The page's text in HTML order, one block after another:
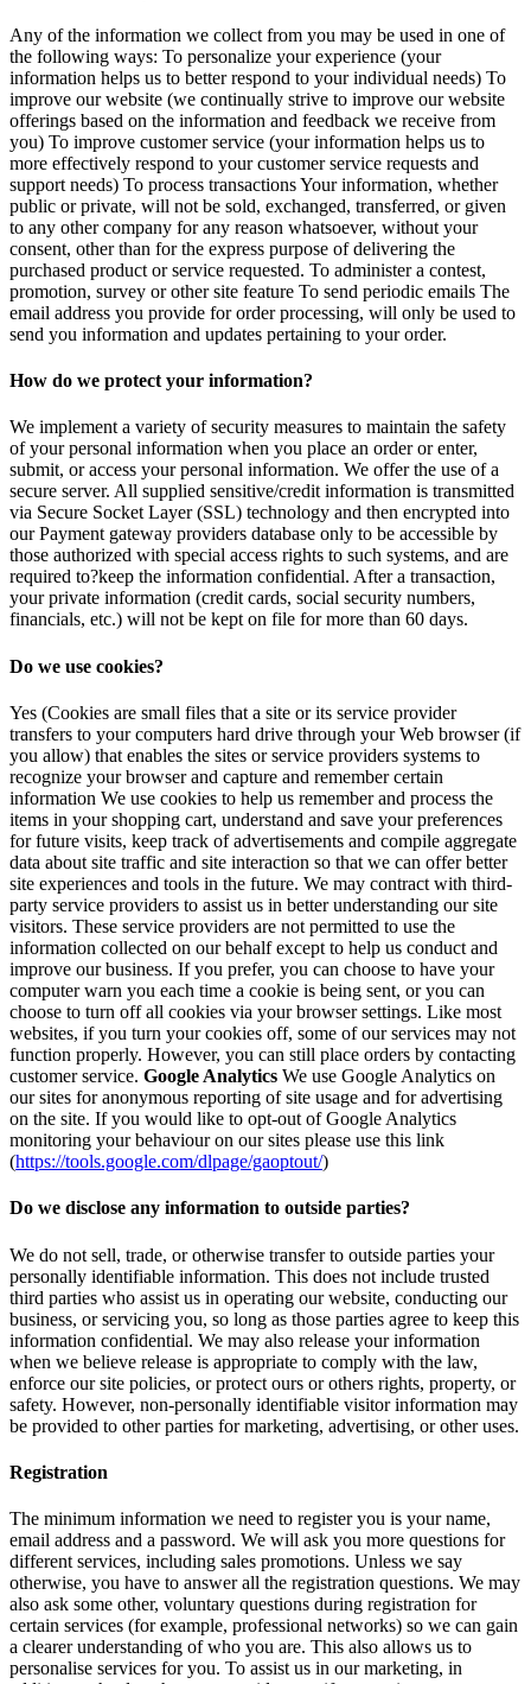
Any of the information we collect from you may be used in one of
the following ways: To personalize your experience (your
information helps us to better respond to your individual needs) To
improve our website (we continually strive to improve our website
offerings based on the information and feedback we receive from
you) To improve customer service (your information helps us to
more effectively respond to your customer service requests and
support needs) To process transactions Your information, whether
public or private, will not be sold, exchanged, transferred, or given
to any other company for any reason whatsoever, without your
consent, other than for the express purpose of delivering the
purchased product or service requested. To administer a contest,
promotion, survey or other site feature To send periodic emails The
email address you provide for order processing, will only be used to
send you information and updates pertaining to your order.
How do we protect your information?
We implement a variety of security measures to maintain the safety
of your personal information when you place an order or enter,
submit, or access your personal information. We offer the use of a
secure server. All supplied sensitive/credit information is transmitted
via Secure Socket Layer (SSL) technology and then encrypted into
our Payment gateway providers database only to be accessible by
those authorized with special access rights to such systems, and are
required to?keep the information confidential. After a transaction,
your private information (credit cards, social security numbers,
financials, etc.) will not be kept on file for more than 60 days.
Do we use cookies?
Yes (Cookies are small files that a site or its service provider
transfers to your computers hard drive through your Web browser (if
you allow) that enables the sites or service providers systems to
recognize your browser and capture and remember certain
information We use cookies to help us remember and process the
items in your shopping cart, understand and save your preferences
for future visits, keep track of advertisements and compile aggregate
data about site traffic and site interaction so that we can offer better
site experiences and tools in the future. We may contract with third-
party service providers to assist us in better understanding our site
visitors. These service providers are not permitted to use the
information collected on our behalf except to help us conduct and
improve our business. If you prefer, you can choose to have your
computer warn you each time a cookie is being sent, or you can
choose to turn off all cookies via your browser settings. Like most
websites, if you turn your cookies off, some of our services may not
function properly. However, you can still place orders by contacting
customer service. Google Analytics We use Google Analytics on
our sites for anonymous reporting of site usage and for advertising
on the site. If you would like to opt-out of Google Analytics
monitoring your behaviour on our sites please use this link
(https://tools.google.com/dlpage/gaoptout/)
Do we disclose any information to outside parties?
We do not sell, trade, or otherwise transfer to outside parties your
personally identifiable information. This does not include trusted
third parties who assist us in operating our website, conducting our
business, or servicing you, so long as those parties agree to keep this
information confidential. We may also release your information
when we believe release is appropriate to comply with the law,
enforce our site policies, or protect ours or others rights, property, or
safety. However, non-personally identifiable visitor information may
be provided to other parties for marketing, advertising, or other uses.
Registration
The minimum information we need to register you is your name,
email address and a password. We will ask you more questions for
different services, including sales promotions. Unless we say
otherwise, you have to answer all the registration questions. We may
also ask some other, voluntary questions during registration for
certain services (for example, professional networks) so we can gain
a clearer understanding of who you are. This also allows us to
personalise services for you. To assist us in our marketing, in